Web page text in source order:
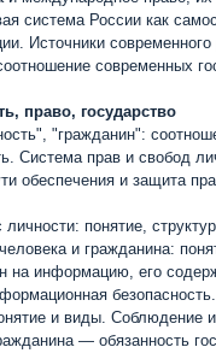
система России как
Источники современного
современных
право, государство
"гражданин":
Система прав и свобод
обеспечения и защита
личности: понятие,
и гражданина:
на информацию, его
безопасность.
и виды. Соблюдение
— обязанность